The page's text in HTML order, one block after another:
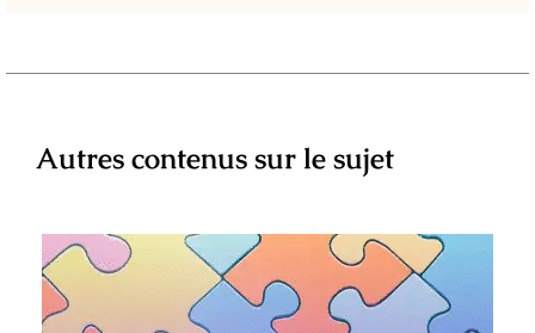
Autres contenus sur le sujet